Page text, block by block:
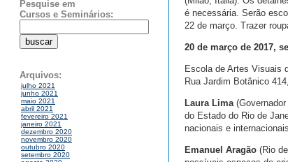
Pesquise em
Cursos e Seminários:
Arquivos:
julho 2021
junho 2021
maio 2021
abril 2021
fevereiro 2021
janeiro 2021
dezembro 2020
novembro 2020
outubro 2020
setembro 2020
é necessária. Serão
22 de março. Trazer
20 de março de 2017,
Escola de Artes Visuais
Rua Jardim Botânico
Laura Lima(Governador
do Estado do Rio de
nacionais e
Emanuel Aragão (Rio